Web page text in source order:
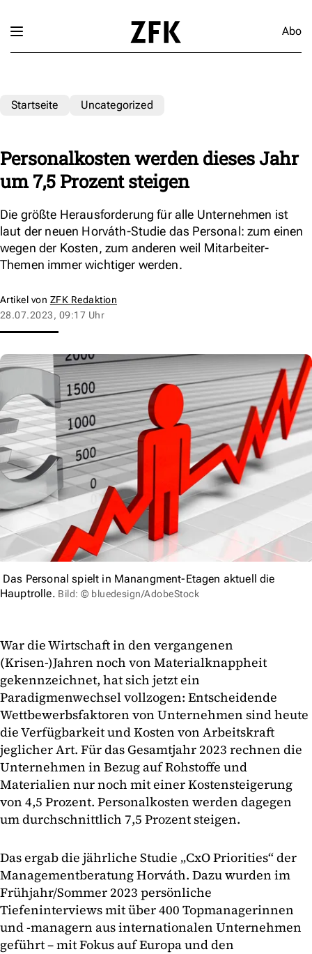
Abo
Startseite Uncategorized
Personalkosten werden dieses Jahr
um 7,5 Prozent steigen
Die größte Herausforderung für alle Unternehmen ist
laut der neuen Horváth-Studie das Personal: zum einen
wegen der Kosten, zum anderen weil Mitarbeiter-
Themen immer wichtiger werden.
Artikel von ZFK Redaktion
28.07.2023, 09:17 Uhr
Das Personal spielt in Manangment-Etagen aktuell die
Hauptrolle. Bild: © bluedesign/AdobeStock
War die Wirtschaft in den vergangenen
(Krisen-)Jahren noch von Materialknappheit
gekennzeichnet, hat sich jetzt ein
Paradigmenwechsel vollzogen: Entscheidende
Wettbewerbsfaktoren von Unternehmen sind heute
die Verfügbarkeit und Kosten von Arbeitskraft
jeglicher Art. Für das Gesamtjahr 2023 rechnen die
Unternehmen in Bezug auf Rohstoffe und
Materialien nur noch mit einer Kostensteigerung
von 4,5 Prozent. Personalkosten werden dagegen
um durchschnittlich 7,5 Prozent steigen.
Das ergab die jährliche Studie „CxO Priorities“ der
Managementberatung Horváth. Dazu wurden im
Frühjahr/Sommer 2023 persönliche
Tiefeninterviews mit über 400 Topmanagerinnen
und -managern aus internationalen Unternehmen
geführt – mit Fokus auf Europa und den